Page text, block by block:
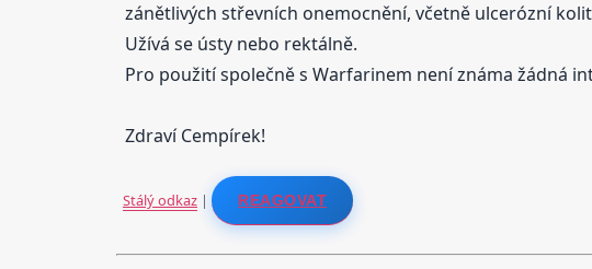
zánětlivých střevních onemocnění, včetně ulcerózní
Užívá se ústy nebo rektálně.
Pro použití společně s Warfarinem není známa žádná
Zdraví Cempírek!
Stálý odkaz | REAGOVAT